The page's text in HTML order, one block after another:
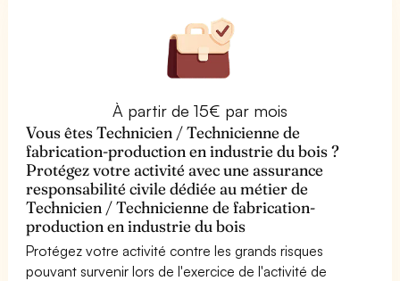
À partir de 15€ par mois
Vous êtes Technicien / Technicienne de
fabrication-production en industrie du bois ?
Protégez votre activité avec une assurance
responsabilité civile dédiée au métier de
Technicien / Technicienne de fabrication-
production en industrie du bois
Protégez votre activité contre les grands risques
pouvant survenir lors de l'exercice de l'activité de